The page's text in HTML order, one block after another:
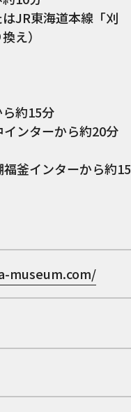
JR東海道本線「刈
え）
約15分
インターから約20分
釜インターから約15
museum.com/